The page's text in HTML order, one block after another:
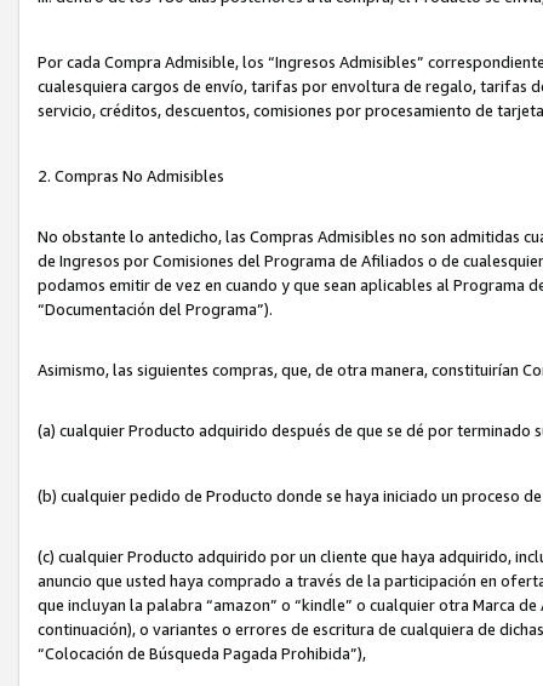
Por cada Compra Admisible, los “Ingresos Admisibles”
cualesquiera cargos de envío, tarifas por envoltura de regalo, tarifas
servicio, créditos, descuentos, comisiones por procesamiento de
2. Compras No Admisibles
No obstante lo antedicho, las Compras Admisibles no son admitidas
de Ingresos por Comisiones del Programa de Afiliados o de
podamos emitir de vez en cuando y que sean aplicables al Programa
“Documentación del Programa”).
Asimismo, las siguientes compras, que, de otra manera, constituirían
(a) cualquier Producto adquirido después de que se dé por terminado
(b) cualquier pedido de Producto donde se haya iniciado un proceso
(c) cualquier Producto adquirido por un cliente que haya adquirido,
anuncio que usted haya comprado a través de la participación en
que incluyan la palabra “amazon” o “kindle” o cualquier otra Marca
continuación), o variantes o errores de escritura de cualquiera de
“Colocación de Búsqueda Pagada Prohibida”),